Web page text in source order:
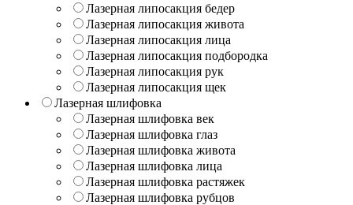
Лазерная липосакция бедер
Лазерная липосакция живота
Лазерная липосакция лица
Лазерная липосакция подбородка
Лазерная липосакция рук
Лазерная липосакция щек
Лазерная шлифовка
Лазерная шлифовка век
Лазерная шлифовка глаз
Лазерная шлифовка живота
Лазерная шлифовка лица
Лазерная шлифовка растяжек
Лазерная шлифовка рубцов